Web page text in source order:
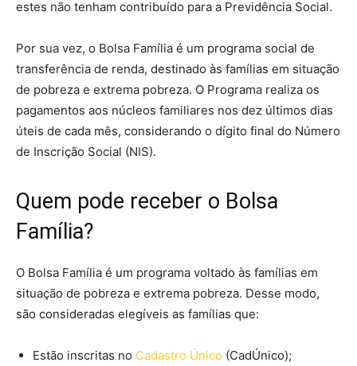
estes não tenham contribuído para a Previdência Social.
Por sua vez, o Bolsa Família é um programa social de
transferência de renda, destinado às famílias em situação
de pobreza e extrema pobreza. O Programa realiza os
pagamentos aos núcleos familiares nos dez últimos dias
úteis de cada mês, considerando o dígito final do Número
de Inscrição Social (NIS).
Quem pode receber o Bolsa
Família?
O Bolsa Família é um programa voltado às famílias em
situação de pobreza e extrema pobreza. Desse modo,
são consideradas elegíveis as famílias que:
Estão inscritas no Cadastro Único (CadÚnico);